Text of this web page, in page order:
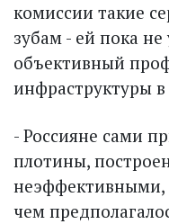
комиссии такие
зубам - ей пока
объективный
инфраструктуры в
- Россияне сами
плотины,
чем